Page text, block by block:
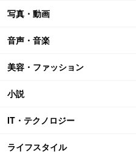
写真・動画
音声・音楽
美容・ファッション
小説
IT・テクノロジー
ライフスタイル